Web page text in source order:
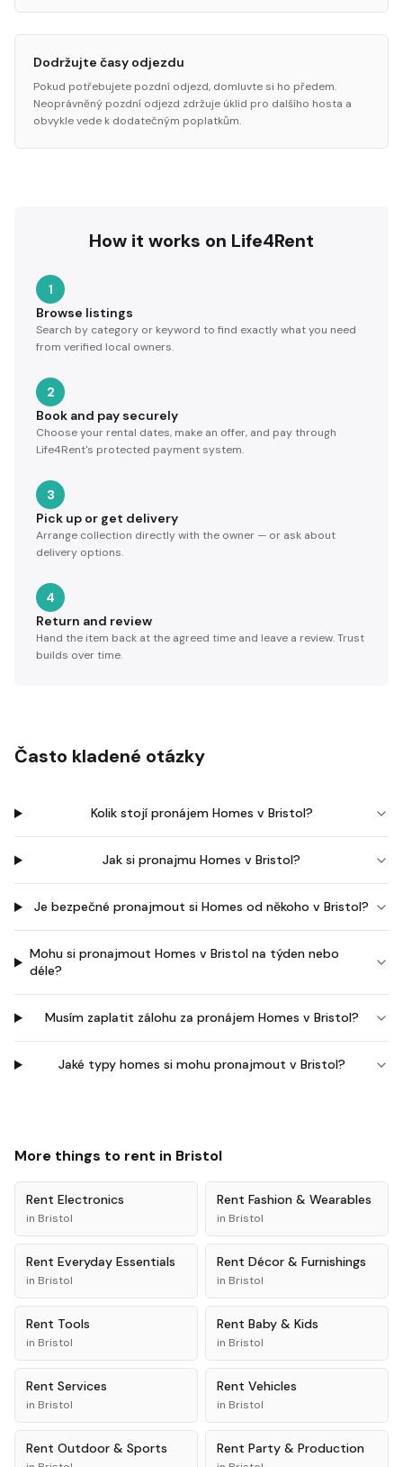
Dodržujte časy odjezdu
Pokud potřebujete pozdní odjezd, domluvte si ho předem.
Neoprávněný pozdní odjezd zdržuje úklid pro dalšího hosta a
obvykle vede k dodatečným poplatkům.
How it works on Life4Rent
1
Browse listings
Search by category or keyword to find exactly what you need
from verified local owners.
2
Book and pay securely
Choose your rental dates, make an offer, and pay through
Life4Rent's protected payment system.
3
Pick up or get delivery
Arrange collection directly with the owner — or ask about
delivery options.
4
Return and review
Hand the item back at the agreed time and leave a review. Trust
builds over time.
Často kladené otázky
Kolik stojí pronájem Homes v Bristol?
Jak si pronajmu Homes v Bristol?
Je bezpečné pronajmout si Homes od někoho v Bristol?
Mohu si pronajmout Homes v Bristol na týden nebo
déle?
Musím zaplatit zálohu za pronájem Homes v Bristol?
Jaké typy homes si mohu pronajmout v Bristol?
More things to rent in Bristol
Rent Electronics
in Bristol
Rent Fashion & Wearables
in Bristol
Rent Everyday Essentials
in Bristol
Rent Décor & Furnishings
in Bristol
Rent Tools
in Bristol
Rent Baby & Kids
in Bristol
Rent Services
in Bristol
Rent Vehicles
in Bristol
Rent Outdoor & Sports Rent Party & Production